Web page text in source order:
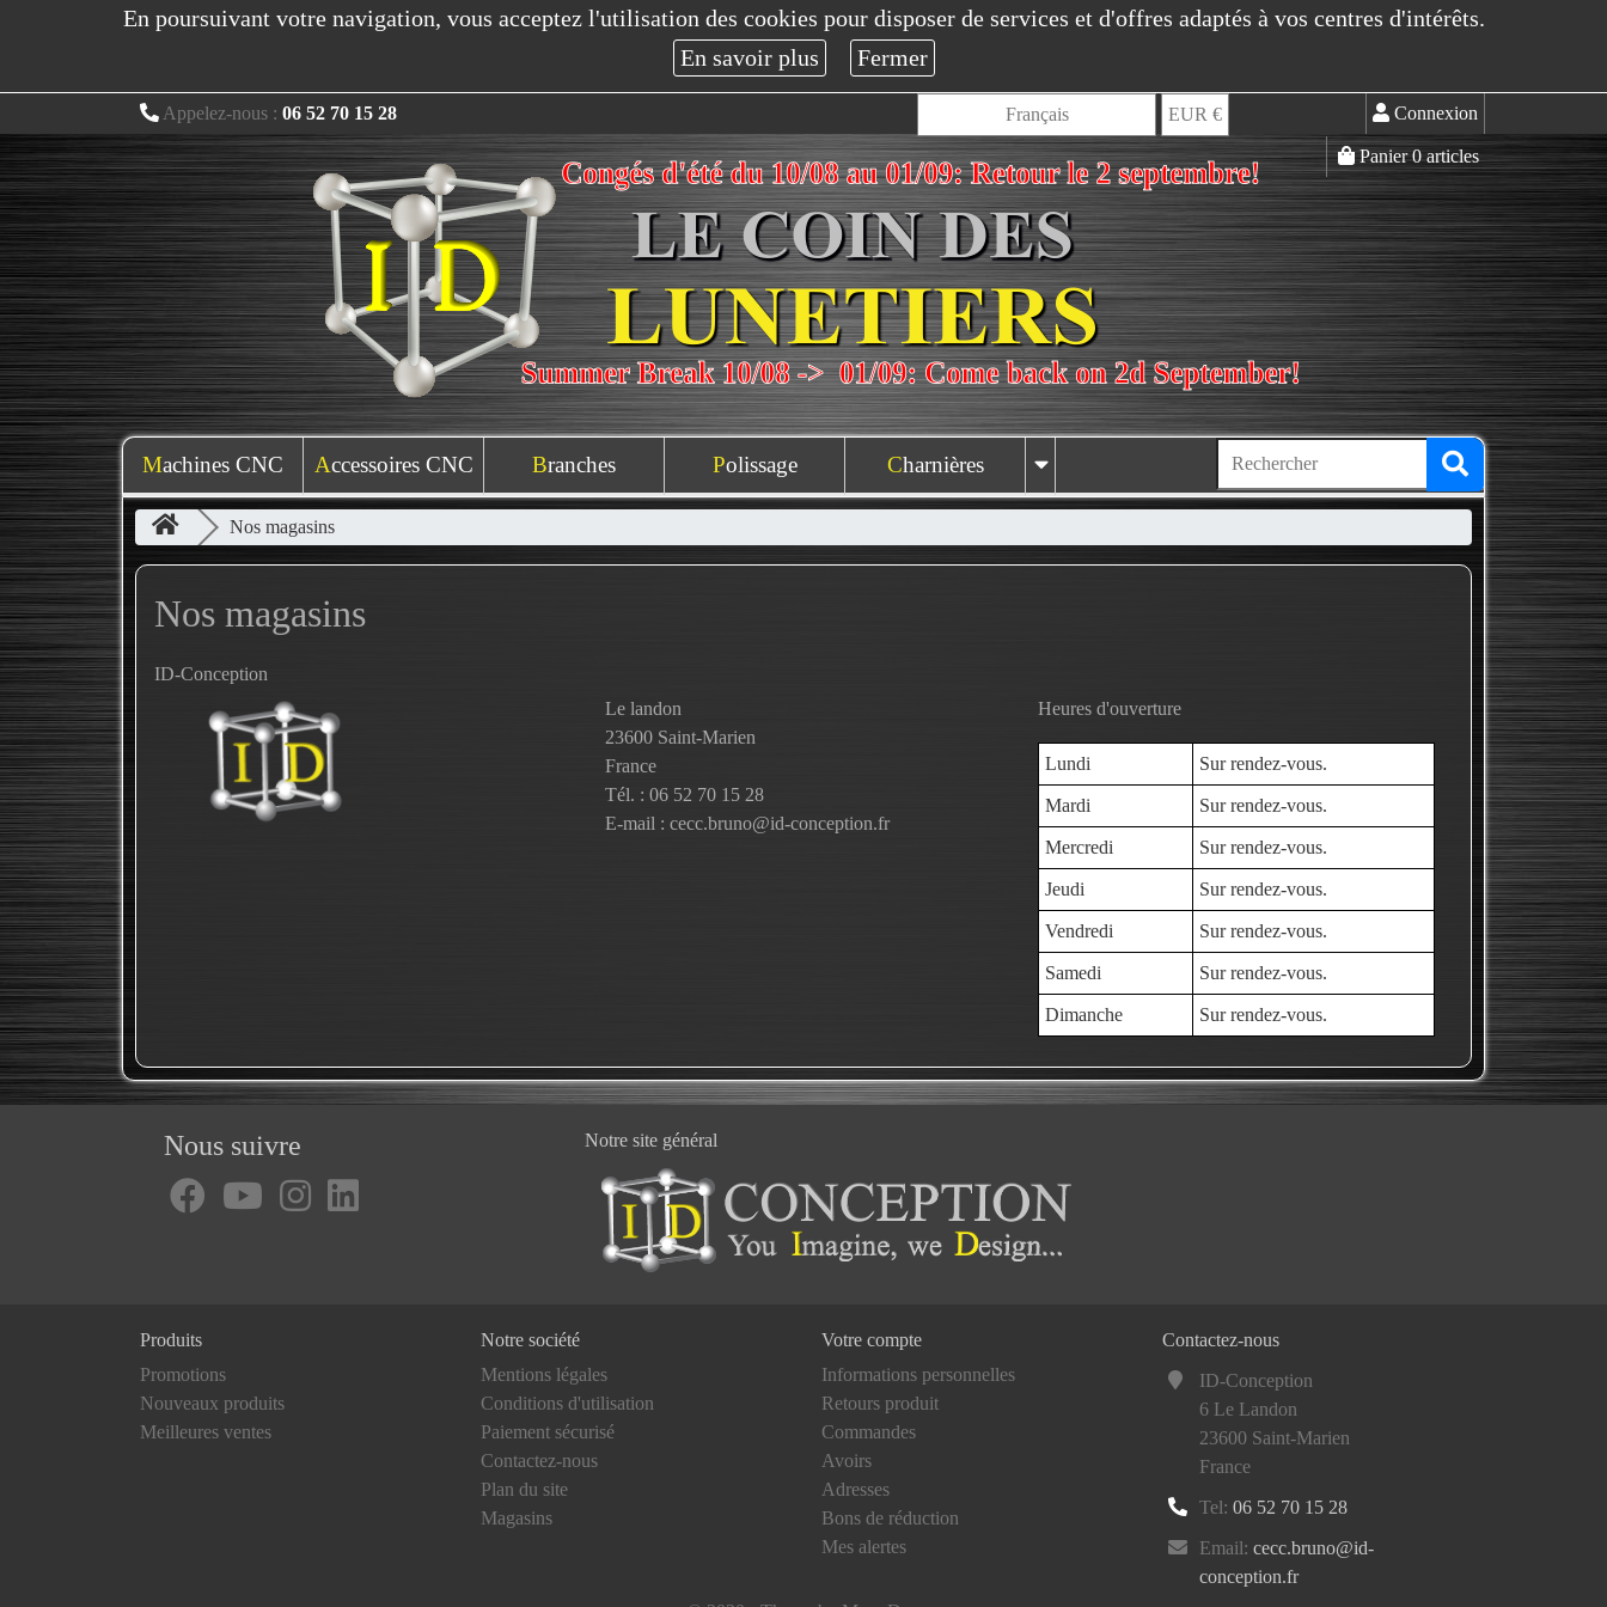
En poursuivant votre navigation, vous acceptez l'utilisation des cookies pour disposer de services et d'offres adaptés à vos centres d'intérêts.
Appelez-nous : 06 52 70 15 28 Français EUR € Connexion
Panier 0 articles
Machines CNC Accessoires CNC Branches Polissage Charnières
Autres équipements
Consommables
Nos magasins
Nos magasins
ID-Conception
Le landon
23600 Saint-Marien
France
Tél. : 06 52 70 15 28
E-mail : cecc.bruno@id-conception.fr
Heures d'ouverture
Lundi Sur rendez-vous.
Mardi Sur rendez-vous.
Mercredi Sur rendez-vous.
Jeudi Sur rendez-vous.
Vendredi Sur rendez-vous.
Samedi Sur rendez-vous.
Dimanche Sur rendez-vous.
Nous suivre Notre site général
Produits
Promotions
Nouveaux produits
Meilleures ventes
Notre société
Mentions légales
Conditions d'utilisation
Paiement sécurisé
Contactez-nous
Plan du site
Magasins
Votre compte
Informations personnelles
Retours produit
Commandes
Avoirs
Adresses
Bons de réduction
Mes alertes
Contactez-nous
ID-Conception
6 Le Landon
23600 Saint-Marien
France
Tel: 06 52 70 15 28
Email: cecc.bruno@id-
conception.fr